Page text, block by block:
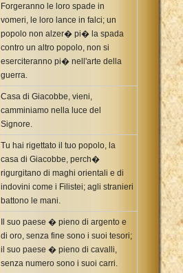
Forgeranno le loro spade in
vomeri, le loro lance in falci; un
popolo non alzer� pi� la spada
contro un altro popolo, non si
eserciteranno pi� nell'arte della
guerra.
Casa di Giacobbe, vieni,
camminiamo nella luce del
Signore.
Tu hai rigettato il tuo popolo, la
casa di Giacobbe, perch�
rigurgitano di maghi orientali e di
indovini come i Filistei; agli stranieri
battono le mani.
Il suo paese � pieno di argento e
di oro, senza fine sono i suoi tesori;
il suo paese � pieno di cavalli,
senza numero sono i suoi carri.